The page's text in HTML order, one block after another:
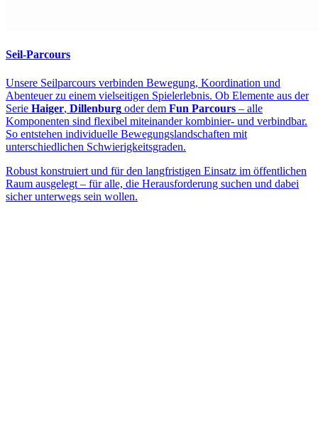
Seil-Parcours
Unsere Seilparcours verbinden Bewegung, Koordination und
Abenteuer zu einem vielseitigen Spielerlebnis. Ob Elemente aus der
Serie Haiger, Dillenburg oder dem Fun Parcours – alle
Komponenten sind flexibel miteinander kombinier- und verbindbar.
So entstehen individuelle Bewegungslandschaften mit
unterschiedlichen Schwierigkeitsgraden.
Robust konstruiert und für den langfristigen Einsatz im öffentlichen
Raum ausgelegt – für alle, die Herausforderung suchen und dabei
sicher unterwegs sein wollen.